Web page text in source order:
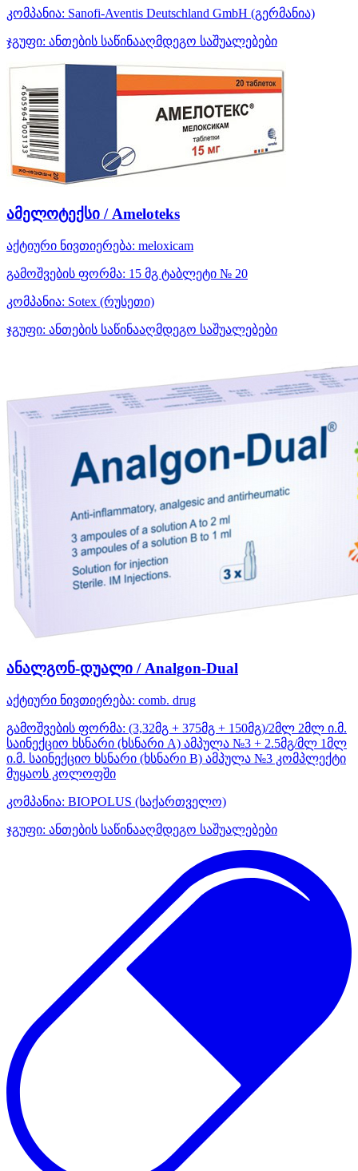
კომპანია: Sanofi-Aventis Deutschland GmbH (გერმანია)
ჯგუფი: ანთების საწინააღმდეგო საშუალებები
ამელოტექსი / Ameloteks
აქტიური ნივთიერება: meloxicam
გამოშვების ფორმა: 15 მგ ტაბლეტი № 20
კომპანია: Sotex (რუსეთი)
ჯგუფი: ანთების საწინააღმდეგო საშუალებები
ანალგონ-დუალი / Analgon-Dual
აქტიური ნივთიერება: comb. drug
გამოშვების ფორმა: (3,32მგ + 375მგ + 150მგ)/2მლ 2მლ ი.მ.
საინექციო ხსნარი (ხსნარი A) ამპულა №3 + 2.5მგ/მლ 1მლ
ი.მ. საინექციო ხსნარი (ხსნარი B) ამპულა №3 კომპლექტი
მუყაოს კოლოფში
კომპანია: BIOPOLUS (საქართველო)
ჯგუფი: ანთების საწინააღმდეგო საშუალებები